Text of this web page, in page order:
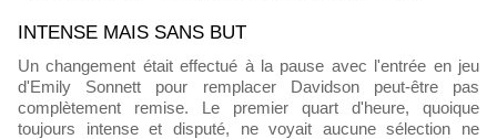
INTENSE MAIS SANS BUT
Un changement était effectué à la pause avec l'entrée en jeu
d'Emily Sonnett pour remplacer Davidson peut-être pas
complètement remise. Le premier quart d'heure, quoique
toujours intense et disputé, ne voyait aucune sélection ne